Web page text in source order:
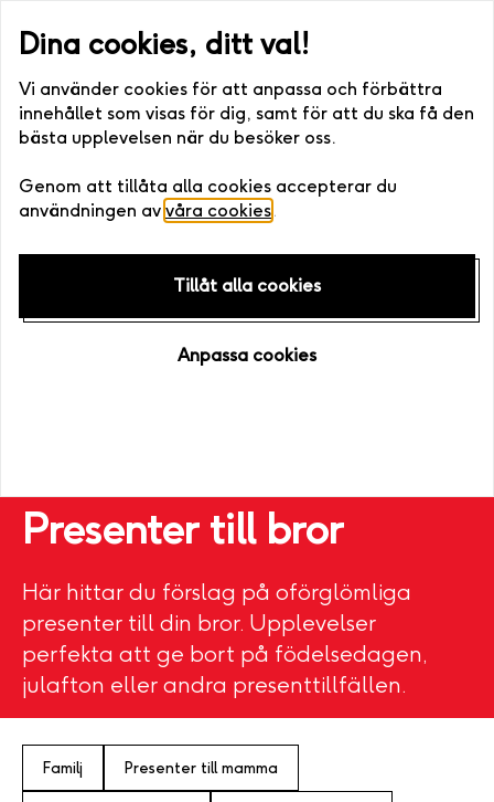
Dina cookies, ditt val!
Vi använder cookies för att anpassa och förbättra
innehållet som visas för dig, samt för att du ska få den
bästa upplevelsen när du besöker oss.
Genom att tillåta alla cookies accepterar du
användningen av våra cookies.
Tillåt alla cookies
Anpassa cookies
Presenter till bror
Här hittar du förslag på oförglömliga
presenter till din bror. Upplevelser
perfekta att ge bort på födelsedagen,
julafton eller andra presenttillfällen.
Familj Presenter till mamma